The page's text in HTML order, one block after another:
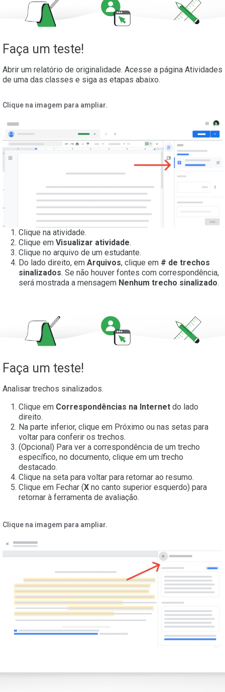
Faça um teste!
Abrir um relatório de originalidade. Acesse a página Atividades
de uma das classes e siga as etapas abaixo.
Clique na imagem para ampliar.
Clique na atividade.
Clique em Visualizar atividade.
Clique no arquivo de um estudante.
Do lado direito, em Arquivos, clique em # de trechos
sinalizados. Se não houver fontes com correspondência,
será mostrada a mensagem Nenhum trecho sinalizado.
Faça um teste!
Analisar trechos sinalizados.
Clique em Correspondências na Internet do lado
direito.
Na parte inferior, clique em Próximo ou nas setas para
voltar para conferir os trechos.
(Opcional) Para ver a correspondência de um trecho
específico, no documento, clique em um trecho
destacado.
Clique na seta para voltar para retornar ao resumo.
Clique em Fechar (X no canto superior esquerdo) para
retornar à ferramenta de avaliação.
Clique na imagem para ampliar.